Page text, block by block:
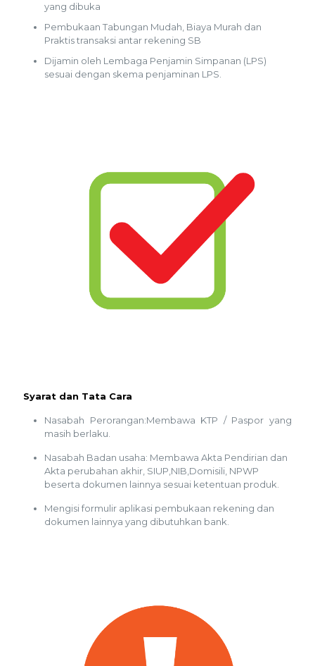
yang dibuka
Pembukaan Tabungan Mudah, Biaya Murah dan
Praktis transaksi antar rekening SB
Dijamin oleh Lembaga Penjamin Simpanan (LPS)
sesuai dengan skema penjaminan LPS.
Syarat dan Tata Cara
Nasabah Perorangan:Membawa KTP / Paspor yang
masih berlaku.
Nasabah Badan usaha: Membawa Akta Pendirian dan
Akta perubahan akhir, SIUP,NIB,Domisili, NPWP
beserta dokumen lainnya sesuai ketentuan produk.
Mengisi formulir aplikasi pembukaan rekening dan
dokumen lainnya yang dibutuhkan bank.